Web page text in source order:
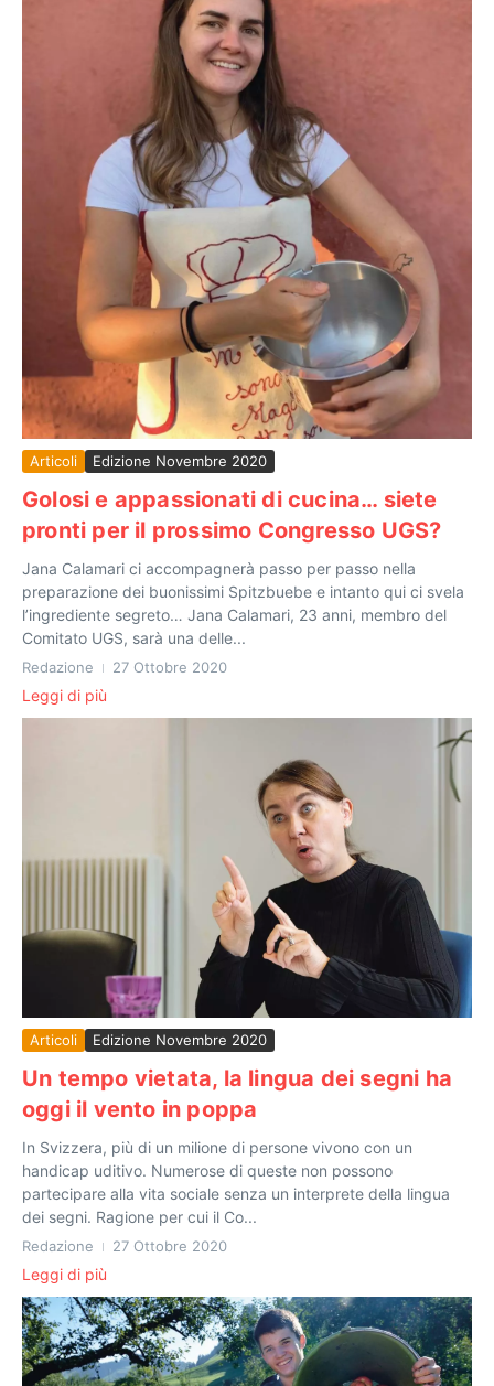
Articoli Edizione Novembre 2020
Golosi e appassionati di cucina… siete
pronti per il prossimo Congresso UGS?
Jana Calamari ci accompagnerà passo per passo nella
preparazione dei buonissimi Spitzbuebe e intanto qui ci svela
l’ingrediente segreto… Jana Calamari, 23 anni, membro del
Comitato UGS, sarà una delle...
Redazione 27 Ottobre 2020
Leggi di più
Articoli Edizione Novembre 2020
Un tempo vietata, la lingua dei segni ha
oggi il vento in poppa
In Svizzera, più di un milione di persone vivono con un
handicap uditivo. Numerose di queste non possono
partecipare alla vita sociale senza un interprete della lingua
dei segni. Ragione per cui il Co...
Redazione 27 Ottobre 2020
Leggi di più